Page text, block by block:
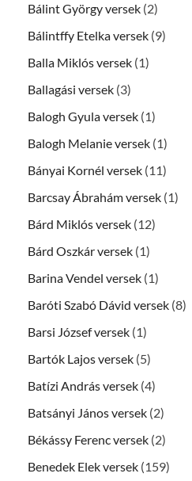
Bálint György versek (2)
Bálintffy Etelka versek (9)
Balla Miklós versek (1)
Ballagási versek (3)
Balogh Gyula versek (1)
Balogh Melanie versek (1)
Bányai Kornél versek (11)
Barcsay Ábrahám versek (1)
Bárd Miklós versek (12)
Bárd Oszkár versek (1)
Barina Vendel versek (1)
Baróti Szabó Dávid versek (8)
Barsi József versek (1)
Bartók Lajos versek (5)
Batízi András versek (4)
Batsányi János versek (2)
Békássy Ferenc versek (2)
Benedek Elek versek (159)